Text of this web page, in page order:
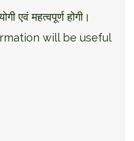
एवं महत्वपूर्ण होगी।
will be useful